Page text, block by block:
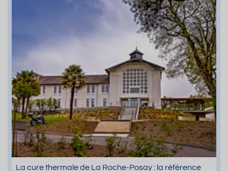
La cure thermale de La Roche-Posay : la référence